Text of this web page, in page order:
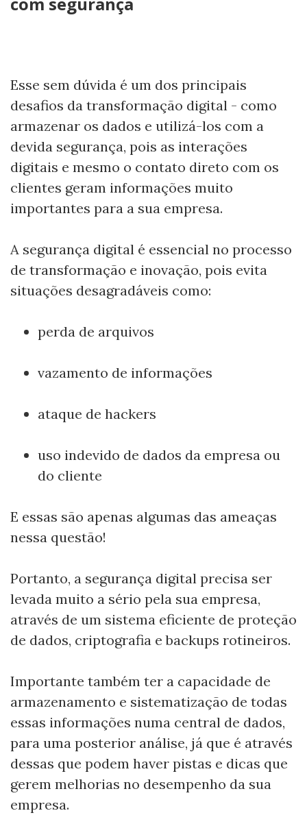
Esse sem dúvida é um dos principais
desafios da transformação digital - como
armazenar os dados e utilizá-los com a
devida segurança, pois as interações
digitais e mesmo o contato direto com os
clientes geram informações muito
importantes para a sua empresa.
A segurança digital é essencial no processo
de transformação e inovação, pois evita
situações desagradáveis como:
perda de arquivos
vazamento de informações
ataque de hackers
uso indevido de dados da empresa ou
do cliente
E essas são apenas algumas das ameaças
nessa questão!
Portanto, a segurança digital precisa ser
levada muito a sério pela sua empresa,
através de um sistema eficiente de proteção
de dados, criptografia e backups rotineiros.
Importante também ter a capacidade de
armazenamento e sistematização de todas
essas informações numa central de dados,
para uma posterior análise, já que é através
dessas que podem haver pistas e dicas que
gerem melhorias no desempenho da sua
empresa.